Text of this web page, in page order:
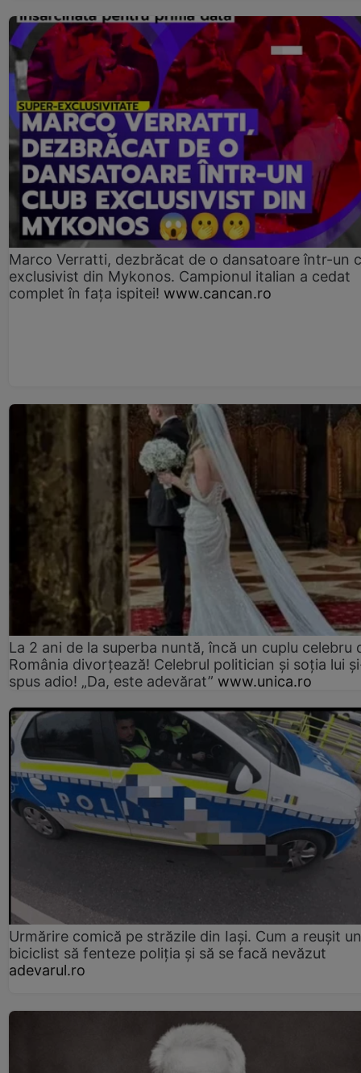
Marco Verratti, dezbrăcat de o dansatoare într-un
exclusivist din Mykonos. Campionul italian a cedat
complet în fața ispitei! www.cancan.ro
La 2 ani de la superba nuntă, încă un cuplu celebru
România divorțează! Celebrul politician și soția lui
spus adio! „Da, este adevărat” www.unica.ro
Urmărire comică pe străzile din Iași. Cum a reușit un
biciclist să fenteze poliția și să se facă nevăzut
adevarul.ro